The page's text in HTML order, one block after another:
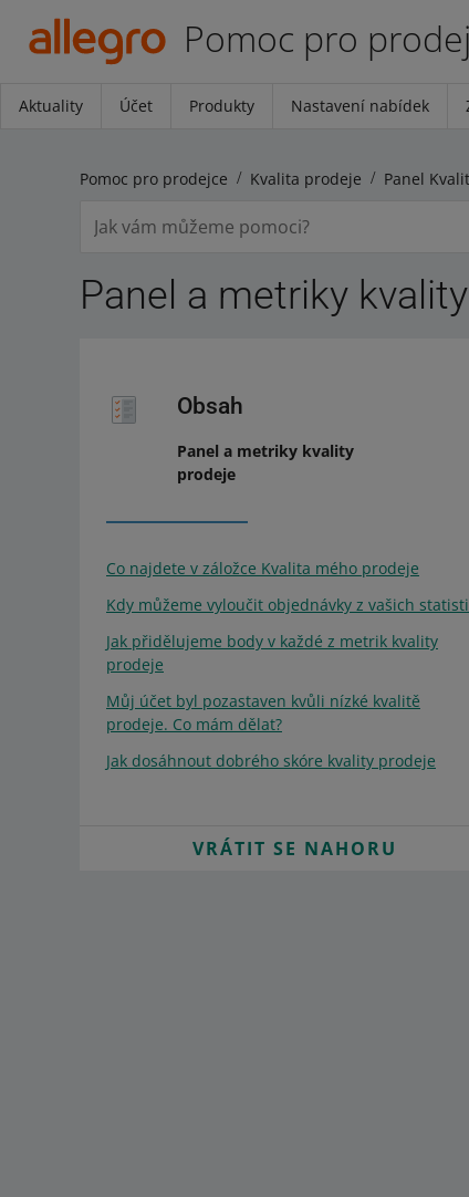
Pomoc pro
Aktuality Účet Produkty Nastavení nabídek
Pomoc pro prodejce Kvalita prodeje Panel
Panel a metriky
Obsah
Panel a metriky kvality
prodeje
Co najdete v záložce Kvalita mého prodeje
Kdy můžeme vyloučit objednávky z vašich
Jak přidělujeme body v každé z metrik kvality
prodeje
Můj účet byl pozastaven kvůli nízké kvalitě
prodeje. Co mám dělat?
Jak dosáhnout dobrého skóre kvality prodeje
VRÁTIT SE NAHORU